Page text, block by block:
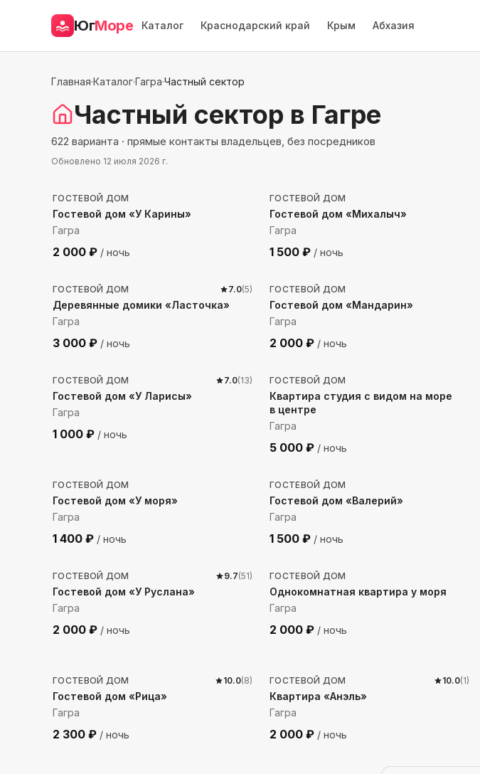
ЮгМоре Каталог Краснодарский край Крым Абхазия
Главная·Каталог·Гагра·Частный сектор
Частный сектор в Гагре
622 варианта · прямые контакты владельцев, без посредников
Обновлено 12 июля 2026 г.
678м до моря
ГОСТЕВОЙ ДОМ
Гостевой дом «У Карины»
Гагра
2 000 ₽ / ночь
ГОСТЕВОЙ ДОМ
Гостевой дом «Михалыч»
Гагра
1 500 ₽ / ночь
4198 м до моря
ГОСТЕВОЙ ДОМ 7.0(5)
Деревянные домики «Ласточка»
Гагра
3 000 ₽ / ночь
131м до моря
ГОСТЕВОЙ ДОМ
Гостевой дом «Мандарин»
Гагра
2 000 ₽ / ночь
265м до моря
ГОСТЕВОЙ ДОМ 7.0(13)
Гостевой дом «У Ларисы»
Гагра
1 000 ₽ / ночь
492м до моря
ГОСТЕВОЙ ДОМ
Квартира студия с видом на море
в центре
Гагра
5 000 ₽ / ночь
ГОСТЕВОЙ ДОМ
Гостевой дом «У моря»
Гагра
1 400 ₽ / ночь
744м до моря
ГОСТЕВОЙ ДОМ
Гостевой дом «Валерий»
Гагра
1 500 ₽ / ночь
708 м до моря
ГОСТЕВОЙ ДОМ 9.7(51)
Гостевой дом «У Руслана»
Гагра
2 000 ₽ / ночь
412м до моря
ГОСТЕВОЙ ДОМ
Однокомнатная квартира у моря
Гагра
2 000 ₽ / ночь
ГОСТЕВОЙ ДОМ 10.0(8)
Гостевой дом «Рица»
Гагра
2 300 ₽ / ночь
ГОСТЕВОЙ ДОМ 10.0(1)
Квартира «Анэль»
Гагра
2 000 ₽ / ночь